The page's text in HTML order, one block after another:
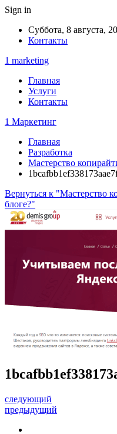
Sign in
Суббота, 8 августа,
Контакты
1 marketing
Главная
Услуги
Контакты
1 Маркетинг
Главная
Разработка
Мастерство
Вернуться к "Мастерство
блоге?"
следующий
предыдущий